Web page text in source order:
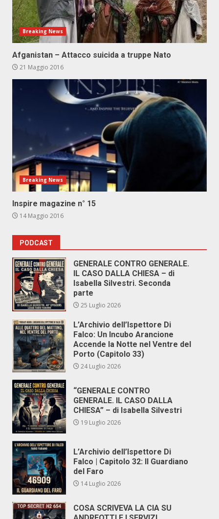
Breaking News
Afganistan – Attacco suicida a truppe Nato
21 Maggio 2016
Breaking News
Inspire magazine n° 15
14 Maggio 2016
PODCAST
GENERALE CONTRO GENERALE.
IL CASO DALLA CHIESA – di
Isabella Silvestri. Seconda
parte
25 Luglio 2026
L’Archivio dell’Ispettore Di
Falco: Un Incubo Arancione
Accende la Notte nel Ventre del
Porto (Capitolo 33)
24 Luglio 2026
“GENERALE CONTRO
GENERALE. IL CASO DALLA
CHIESA” – di Isabella Silvestri
19 Luglio 2026
L’Archivio dell’Ispettore Di
Falco | Capitolo 32: Il Guardiano
del Faro
14 Luglio 2026
COSA SCRIVEVA LA CIA SU